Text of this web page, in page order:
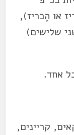
או הֶכריז),
שלישים)
אחד.
קריינים,